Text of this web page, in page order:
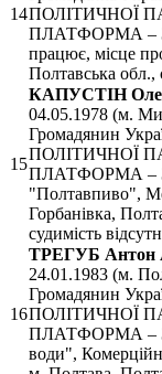
14ПОЛІТИЧНОЇ
ПЛАТФОРМА –
працює, місце
Полтавська обл.,
15
КАПУСТІН
04.05.1978 (м.
Громадянин
ПОЛІТИЧНОЇ
ПЛАТФОРМА –
"Полтавпиво",
Горбанівка,
судимість
16
ТРЕГУБ Антон
24.01.1983 (м.
Громадянин
ПОЛІТИЧНОЇ
ПЛАТФОРМА –
води",